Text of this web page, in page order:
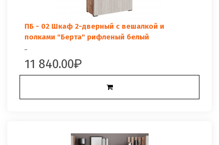
ПБ - 02 Шкаф 2-дверный с вешалкой и
полками "Берта" рифленый белый
..
11 840.00